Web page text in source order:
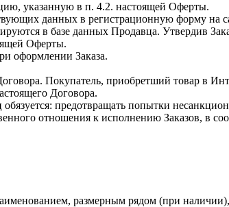
указанную в п. 4.2. настоящей Оферты.
данных в регистрационную форму на
в базе данных Продавца. Утвердив
Оферты.
оформлении Заказа.
Покупатель, приобретший товар в
Договора.
предотвращать попытки
отношения к исполнению Заказов, в
размерным рядом (при